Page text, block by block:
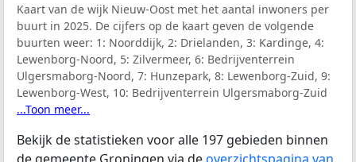
Kaart van de wijk Nieuw-Oost met het aantal inwoners per
buurt in 2025. De cijfers op de kaart geven de volgende
buurten weer: 1: Noorddijk, 2: Drielanden, 3: Kardinge, 4:
Lewenborg-Noord, 5: Zilvermeer, 6: Bedrijventerrein
Ulgersmaborg-Noord, 7: Hunzepark, 8: Lewenborg-Zuid, 9:
Lewenborg-West, 10: Bedrijventerrein Ulgersmaborg-Zuid
...Toon meer...
Bekijk de statistieken voor alle 197 gebieden binnen